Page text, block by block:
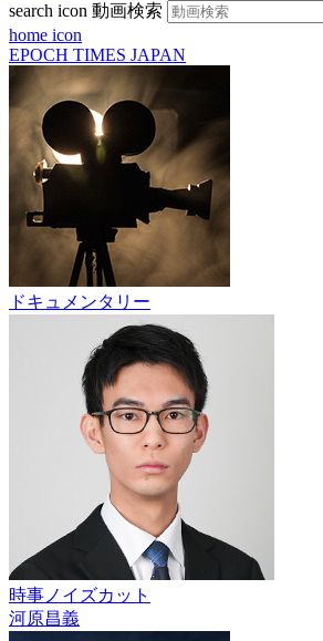
search icon 動画検索
home icon
EPOCH TIMES JAPAN
ドキュメンタリー
時事ノイズカット
河原昌義